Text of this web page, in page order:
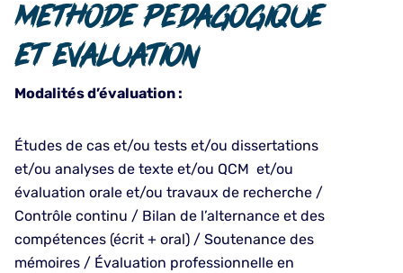
Methode pedagogique
et evaluation
Modalités d’évaluation :
Études de cas et/ou tests et/ou dissertations
et/ou analyses de texte et/ou QCM et/ou
évaluation orale et/ou travaux de recherche /
Contrôle continu / Bilan de l’alternance et des
compétences (écrit + oral) / Soutenance des
mémoires / Évaluation professionnelle en